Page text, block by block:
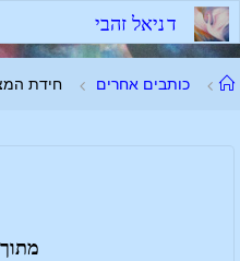
דניאל זהבי
כותבים אחרים חידת